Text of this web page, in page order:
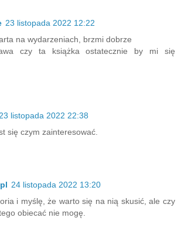
23 listopada 2022 12:22
na wydarzeniach, brzmi dobrze
czy ta książka ostatecznie by mi się
23 listopada 2022 22:38
się czym zainteresować.
24 listopada 2022 13:20
i myślę, że warto się na nią skusić, ale czy
obiecać nie mogę.